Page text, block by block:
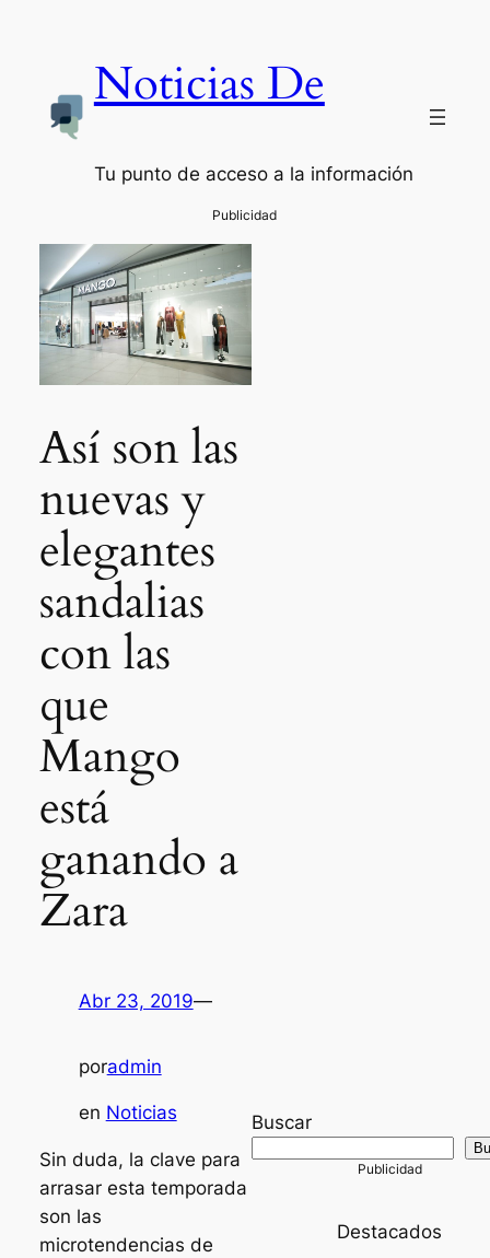
Noticias De
Tu punto de acceso a la información
Así son las
nuevas y
elegantes
sandalias
con las
que
Mango
está
ganando a
Zara
Abr 23, 2019—
poradmin
en Noticias
Sin duda, la clave para
arrasar esta temporada
son las
microtendencias de
Buscar
Destacados